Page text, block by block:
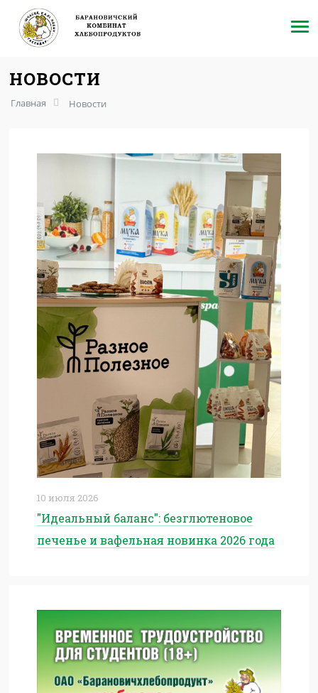
НОВОСТИ
Главная Новости
10 июля 2026
"Идеальный баланс": безглютеновое
печенье и вафельная новинка 2026 года